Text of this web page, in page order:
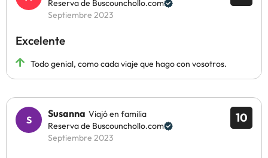
Reserva de Buscounchollo.com
Septiembre 2023
Excelente
Todo genial, como cada viaje que hago con vosotros.
10
Susanna Viajó en familia
Reserva de Buscounchollo.com
Septiembre 2023